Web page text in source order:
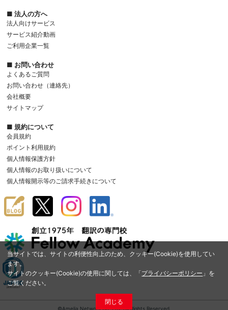
当サイトでは、サイトの利便性向上のため、クッキー(Cookie)を使用してい
ます。
サイトのクッキー(Cookie)の使用に関しては、「プライバシーポリシー 」を
ご覧ください。
閉じる
■ 法人の方へ
法人向けサービス
サービス紹介動画
ご利用企業一覧
■ お問い合わせ
よくあるご質問
お問い合わせ（連絡先）
会社概要
サイトマップ
■ 規約について
会員規約
ポイント利用規約
個人情報保護方針
個人情報のお取り扱いについて
個人情報開示等のご請求手続きについて
©Amelia Network Co.,Ltd. All Rights Reserved.